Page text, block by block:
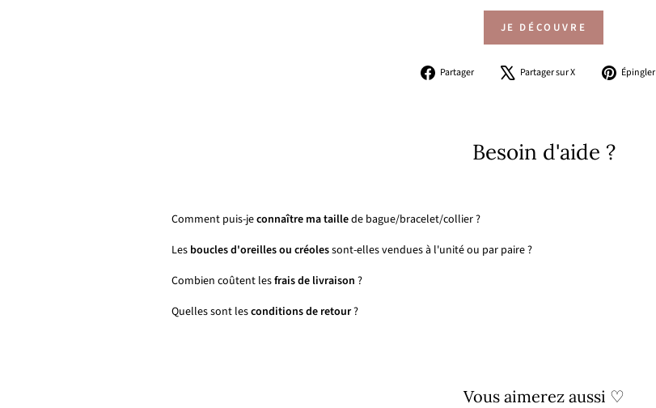
JE DÉCOUVRE
Partager
PartagerPartager sur X
TweeterÉpingler
Besoin d'aide ?
Comment puis-jeconnaître ma taillede bague/bracelet/collier ?
Les boucles d'oreilles ou créolessont-elles vendues à l'unité ou par paire ?
Combien coûtent lesfrais de livraison ?
Quelles sont lesconditions de retour?
Vous aimerez aussi ♡